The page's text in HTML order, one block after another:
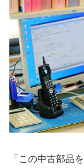
「この中古部品